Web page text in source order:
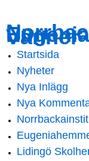
main
content
navigation
Vänner
Main menu
Startsida
Nyheter
Nya Inlägg
Nya
Lidingö